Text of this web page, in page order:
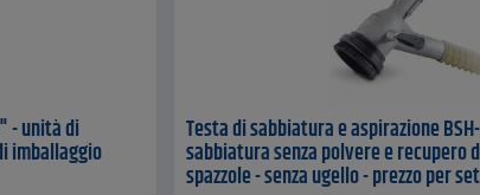
- unità di
imballaggio
Testa di sabbiatura e aspirazione
sabbiatura senza polvere e recupero
spazzole - senza ugello - prezzo per set